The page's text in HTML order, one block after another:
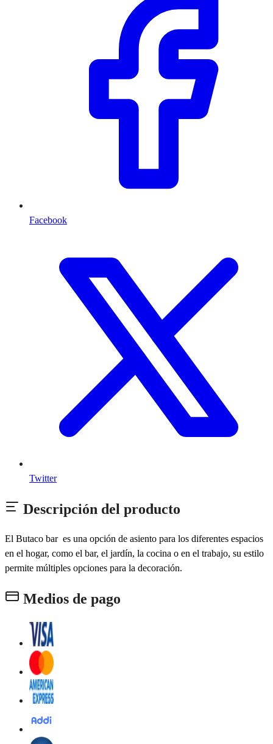
Facebook
Twitter
Descripción del producto
El Butaco bar es una opción de asiento para los diferentes espacios
en el hogar, como el bar, el jardín, la cocina o en el trabajo, su estilo
permite múltiples opciones para la decoración.
Medios de pago